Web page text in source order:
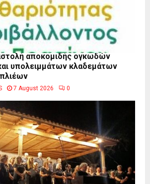
αποκομιδής ογκωδών
υπολειμμάτων κλαδεμάτων
7 August 2026 0